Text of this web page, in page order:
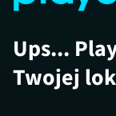
Ups...
Twojej